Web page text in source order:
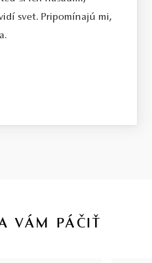
svet. Pripomínajú mi,
VÁM PÁČIŤ